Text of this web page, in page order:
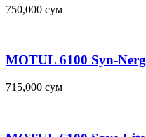
750,000 сум
MOTUL 6100 Syn-
715,000 сум